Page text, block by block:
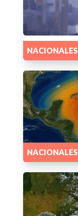
NACIONALES
NACIONALES